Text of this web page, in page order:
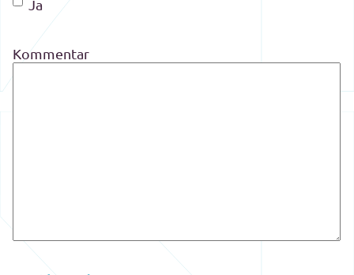
Ja
Kommentar